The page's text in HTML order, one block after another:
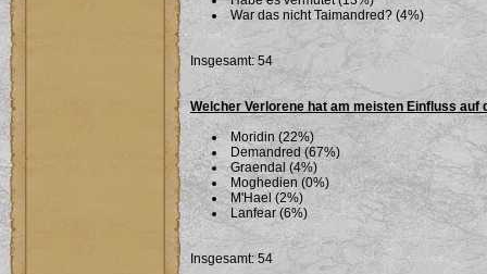
War das nicht Taimandred? (4%)
Insgesamt: 54
Welcher Verlorene hat am meisten Einfluss auf
Moridin (22%)
Demandred (67%)
Graendal (4%)
Moghedien (0%)
M'Hael (2%)
Lanfear (6%)
Insgesamt: 54